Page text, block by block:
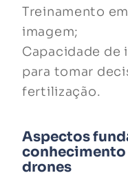
Treinamento
imagem;
Capacidade de
para tomar
fertilização.
Aspectos
drones